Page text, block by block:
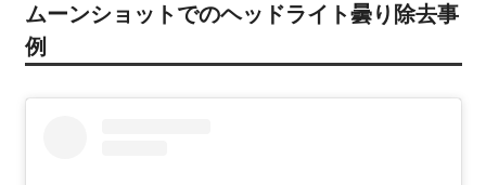
ムーンショットでのヘッドライト曇り除去事
例